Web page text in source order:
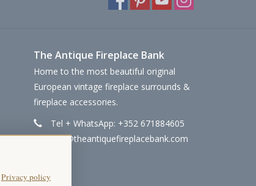
The Antique Fireplace Bank
Home to the most beautiful original
European vintage fireplace surrounds &
fireplace accessories.
Tel + WhatsApp: +352 671884605
info@theantiquefireplacebank.com
Privacy policy